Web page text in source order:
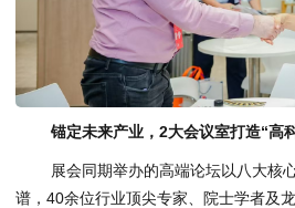
锚定未来产业， 2大会议室打造“高
展会同期举办的高端论坛以八大核
谱，40余位行业顶尖专家、院士学者及